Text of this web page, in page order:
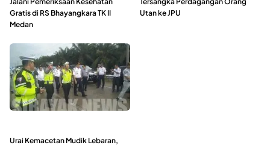
Gratis di RS Bhayangkara TK II
Medan
Utan ke JPU
Urai Kemacetan Mudik Lebaran,